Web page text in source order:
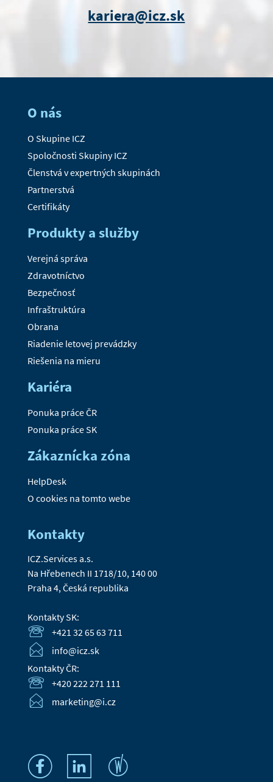
kariera@icz.sk
O nás
O Skupine ICZ
Spoločnosti Skupiny ICZ
Členstvá v expertných skupinách
Partnerstvá
Certifikáty
Produkty a služby
Verejná správa
Zdravotníctvo
Bezpečnosť
Infraštruktúra
Obrana
Riadenie letovej prevádzky
Riešenia na mieru
Kariéra
Ponuka práce ČR
Ponuka práce SK
Zákaznícka zóna
HelpDesk
O cookies na tomto webe
Kontakty
ICZ.Services a.s.
Na Hřebenech II 1718/10, 140 00
Praha 4, Česká republika
Kontakty SK:
+421 32 65 63 711
info@icz.sk
Kontakty ČR:
+420 222 271 111
marketing@i.cz